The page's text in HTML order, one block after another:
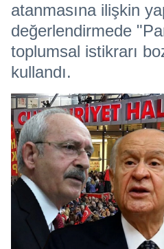
atanmasına ilişkin
değerlendirmede
toplumsal istikrarı
kullandı.